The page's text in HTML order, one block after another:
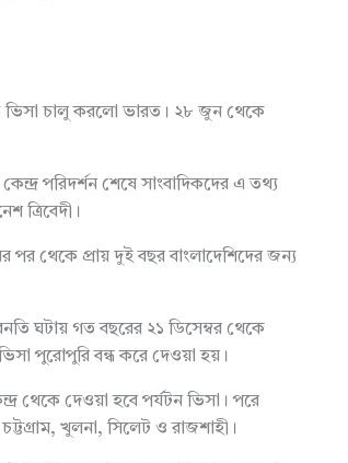
ভিসা চালু করলো ভারত। ২৮ জুন থেকে
পরিদর্শন শেষে সাংবাদিকদের এ তথ্য
ত্রিবেদী।
থেকে প্রায় দুই বছর বাংলাদেশিদের জন্য
ঘটায় গত বছরের ২১ ডিসেম্বর থেকে
পুরোপুরি বন্ধ করে দেওয়া হয়।
থেকে দেওয়া হবে পর্যটন ভিসা। পরে
খুলনা, সিলেট ও রাজশাহী।